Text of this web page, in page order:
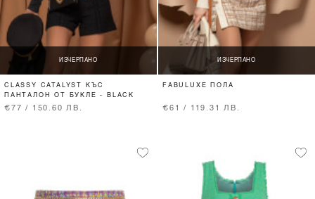
ИЗЧЕРПАНО
CLASSY CATALYST КЪС
ПАНТАЛОН ОТ БУКЛЕ - BLACK
€77 / 150.60 ЛВ.
ИЗЧЕРПАНО
FABULUXE ПОЛА
€61 / 119.31 ЛВ.